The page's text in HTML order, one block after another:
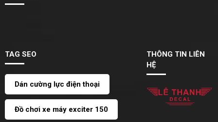
TAG SEO
Dán cường lực điện thoại
Đồ chơi xe máy exciter 150
THÔNG TIN LIÊN
HỆ